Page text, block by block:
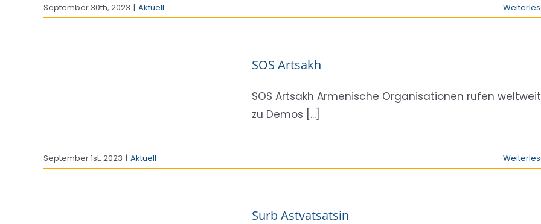
September 30th, 2023 | Aktuell
SOS Artsakh
SOS Artsakh Armenische Organisationen rufen weltweit
zu Demos [...]
September 1st, 2023 | Aktuell
Surb Astvatsatsin